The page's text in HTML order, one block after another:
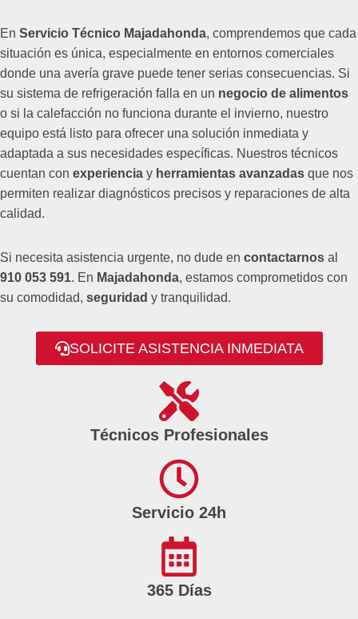
En Servicio Técnico Majadahonda, comprendemos que cada
situación es única, especialmente en entornos comerciales
donde una avería grave puede tener serias consecuencias. Si
su sistema de refrigeración falla en un negocio de alimentos
o si la calefacción no funciona durante el invierno, nuestro
equipo está listo para ofrecer una solución inmediata y
adaptada a sus necesidades específicas. Nuestros técnicos
cuentan con experiencia y herramientas avanzadas que nos
permiten realizar diagnósticos precisos y reparaciones de alta
calidad.
Si necesita asistencia urgente, no dude en contactarnos al
910 053 591. En Majadahonda, estamos comprometidos con
su comodidad, seguridad y tranquilidad.
SOLICITE ASISTENCIA INMEDIATA
Técnicos Profesionales
Servicio 24h
365 Días